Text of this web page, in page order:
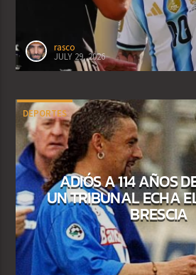
rasco
JULY 29, 2026
DEPORTES
ADIÓS A 114 AÑOS
UN TRIBUNAL ECHA
BRESCIA